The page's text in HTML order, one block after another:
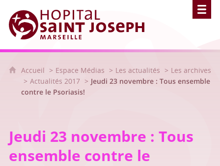
Hôpital Saint Joseph - Marseille
Accueil Espace Médias Les actualités
Les archives
Actualités 2017
Jeudi 23 novembre : Tous ensemble
contre le Psoriasis!
Jeudi 23 novembre : Tous
ensemble contre le